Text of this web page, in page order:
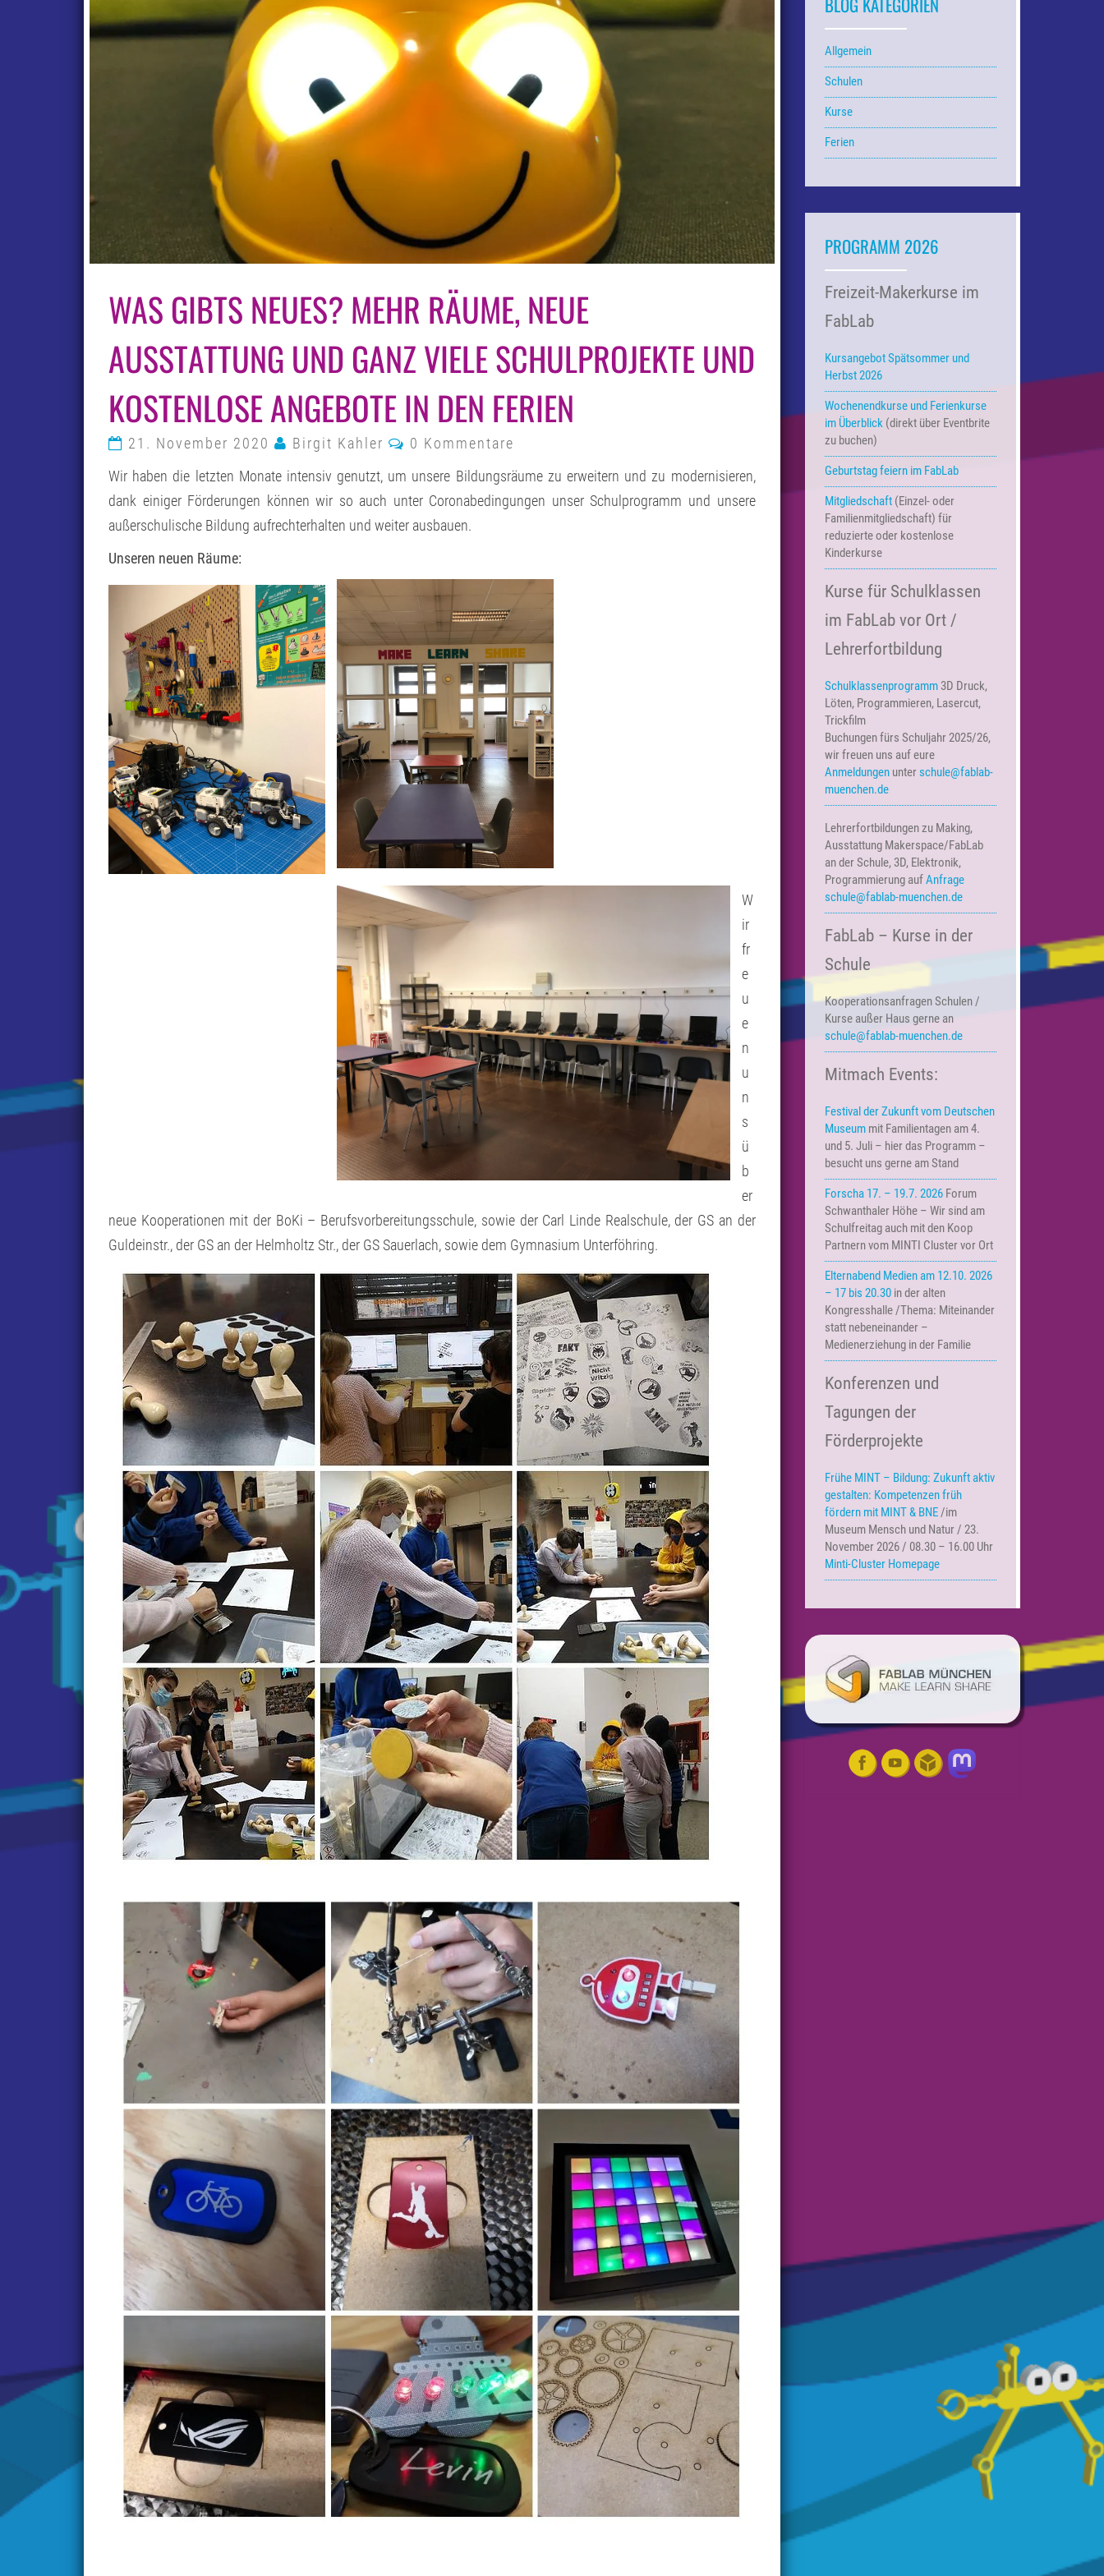
GIBTS
NEUES?
MEHR
NEUE
AUSSTATTUNG
GANZ
VIELE
SCHULPROJEKTE
KOSTENLOSE
ANGEBOTE
IN
DEN
WAS GIBTS NEUES? MEHR RÄUME, NEUE
AUSSTATTUNG UND GANZ VIELE SCHULPROJEKTE UND
KOSTENLOSE ANGEBOTE IN DEN FERIEN
21. November 2020 Birgit Kahler Kommentare
0 Kommentare
Wir haben die letzten Monate intensiv genutzt, um unsere Bildungsräume zu erweitern und zu modernisieren,
dank einiger Förderungen können wir so auch unter Coronabedingungen unser Schulprogramm und unsere
außerschulische Bildung aufrechterhalten und weiter ausbauen.
Unseren neuen Räume:
W
ir
fr
e
u
e
n
u
n
s
ü
b
er
neue Kooperationen mit der BoKi – Berufsvorbereitungsschule, sowie der Carl Linde Realschule, der GS an der
Guldeinstr., der GS an der Helmholtz Str., der GS Sauerlach, sowie dem Gymnasium Unterföhring.
Allgemein
Schulen
Kurse
Ferien
PROGRAMM 2026
Freizeit-Makerkurse im
FabLab
Kursangebot Spätsommer und
Herbst 2026
Wochenendkurse und Ferienkurse
im Überblick(direkt über Eventbrite
zu buchen)
Geburtstag feiern im FabLab
Mitgliedschaft(Einzel- oder
Familienmitgliedschaft) für
reduzierte oder kostenlose
Kinderkurse
Kurse für Schulklassen
im FabLab vor Ort /
Lehrerfortbildung
Schulklassenprogramm3D Druck,
Löten, Programmieren, Lasercut,
Trickfilm
Buchungen fürs Schuljahr 2025/26,
wir freuen uns auf eure
Anmeldungenunterschule@fablab-
muenchen.de
Lehrerfortbildungen zu Making,
Ausstattung Makerspace/FabLab
an der Schule, 3D, Elektronik,
Programmierung auf Anfrage
schule@fablab-muenchen.de
FabLab – Kurse in der
Schule
KooperationsanfragenSchulen /
Kurse außer Haus gerne an
schule@fablab-muenchen.de
Mitmach Events:
Festival der Zukunft vom Deutschen
Museummit Familientagen am 4.
und 5. Juli – hier das Programm –
besucht uns gerne am Stand
Forscha 17. – 19.7. 2026Forum
Schwanthaler Höhe – Wir sind am
Schulfreitag auch mit den Koop
Partnern vom MINTI Cluster vor Ort
Elternabend Medien am 12.10. 2026
– 17 bis 20.30in der alten
Kongresshalle /Thema: Miteinander
statt nebeneinander –
Medienerziehung in der Familie
Konferenzen und
Tagungen der
Förderprojekte
Frühe MINT – Bildung: Zukunft aktiv
gestalten: Kompetenzen früh
fördern mit MINT & BNE/im
Museum Mensch und Natur / 23.
November 2026 / 08.30 – 16.00 Uhr
Minti-Cluster Homepage